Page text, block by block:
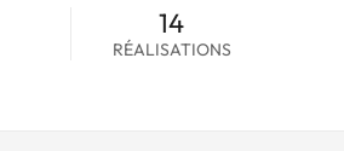
14
RÉALISATIONS